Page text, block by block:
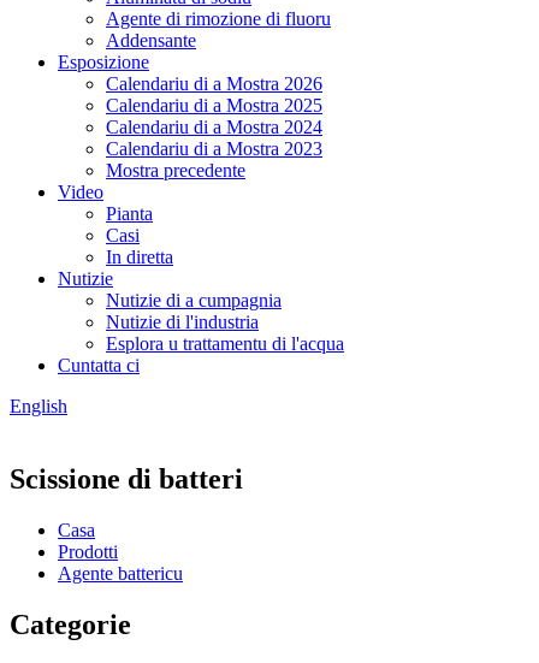
Agente di rimozione di fluoru
Addensante
Esposizione
Calendariu di a Mostra 2026
Calendariu di a Mostra 2025
Calendariu di a Mostra 2024
Calendariu di a Mostra 2023
Mostra precedente
Video
Pianta
Casi
In diretta
Nutizie
Nutizie di a cumpagnia
Nutizie di l'industria
Esplora u trattamentu di l'acqua
Cuntatta ci
English
Scissione di batteri
Casa
Prodotti
Agente battericu
Categorie